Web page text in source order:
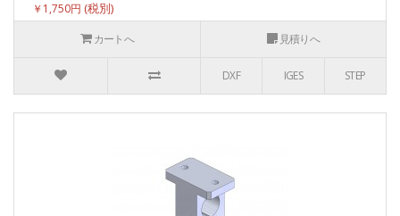
￥1,750円
カートへ
見積りへ
DXF IGES STEP